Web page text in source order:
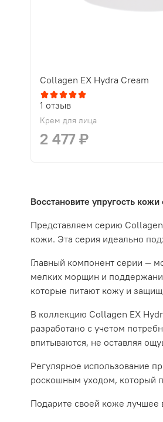
Collagen EX Hydra Cream
1 отзыв
Крем для лица
2 477 ₽
Восстановите упругость
Представляем серию
кожи. Эта серия идеально
Главный компонент серии —
мелких морщин и
которые питают кожу и
В коллекцию Collagen EX
разработано с учетом
впитываются, не оставляя
Регулярное использование
роскошным уходом, который
Подарите своей коже лучшее